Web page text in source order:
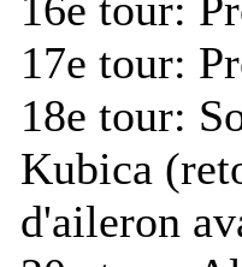
17e tour:
18e tour:
Kubica
d'aileron